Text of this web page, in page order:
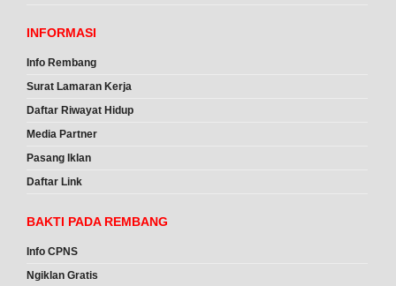
INFORMASI
Info Rembang
Surat Lamaran Kerja
Daftar Riwayat Hidup
Media Partner
Pasang Iklan
Daftar Link
BAKTI PADA REMBANG
Info CPNS
Ngiklan Gratis